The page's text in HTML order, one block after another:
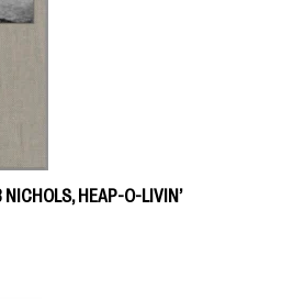
NICHOLS, HEAP-O-LIVIN’